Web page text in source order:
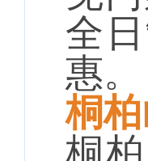
全
惠。
桐
桐